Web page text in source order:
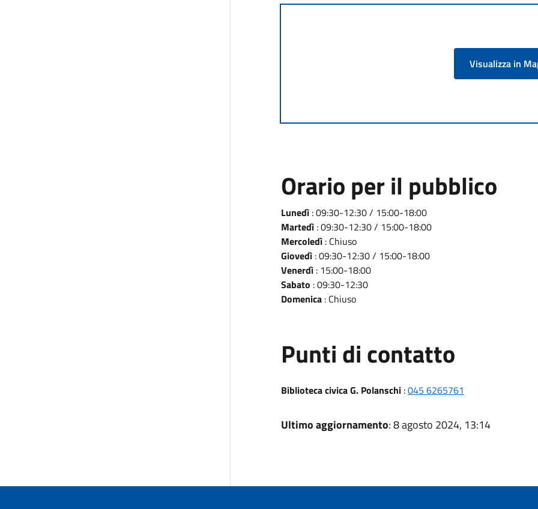
Visualizza in
Orario per il pubblico
Lunedì: 09:30-12:30 / 15:00-18:00
Martedì: 09:30-12:30 / 15:00-18:00
Mercoledì: Chiuso
Giovedì: 09:30-12:30 / 15:00-18:00
Venerdì: 15:00-18:00
Sabato : 09:30-12:30
Domenica: Chiuso
Punti di contatto
Biblioteca civica G. Polanschi:045 6265761
Ultimo aggiornamento: 8 agosto 2024, 13:14